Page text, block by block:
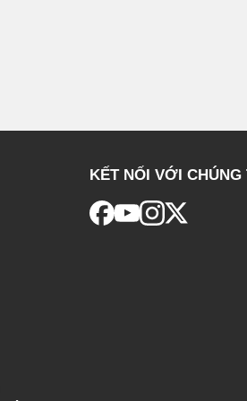
KẾT NỐI VỚI CHÚNG